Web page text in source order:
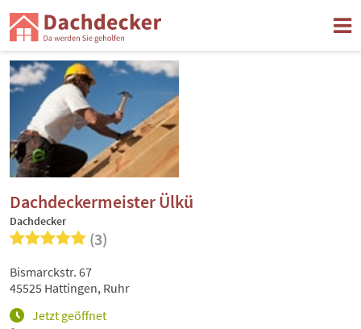
Dachdeckermeister Ülkü
Dachdecker
(3)
Jetzt geöffnet
Bismarckstr. 67
45525 Hattingen, Ruhr